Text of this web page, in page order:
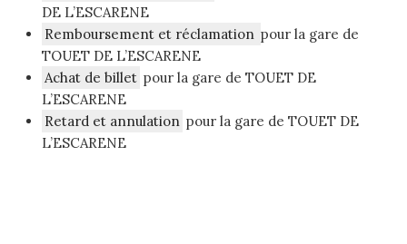
DE L’ESCARENE
Remboursement et réclamation pour la gare de
TOUET DE L’ESCARENE
Achat de billet pour la gare de TOUET DE
L’ESCARENE
Retard et annulation pour la gare de TOUET DE
L’ESCARENE